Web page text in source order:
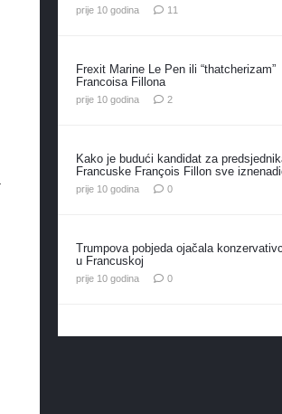
prije 10 godina 11
Frexit Marine Le Pen ili “thatcherizam”
Francoisa Fillona
prije 10 godina 2komentara
Kako je budući kandidat za
Francuske François Fillon sve
prije 10 godina 0
Trumpova pobjeda ojačala
u Francuskoj
prije 10 godina 0